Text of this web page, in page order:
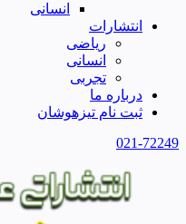
انسانی
انتشارات
ریاضی
انسانی
تجربی
درباره ما
ثبت نام تیزهوشان
021-72249